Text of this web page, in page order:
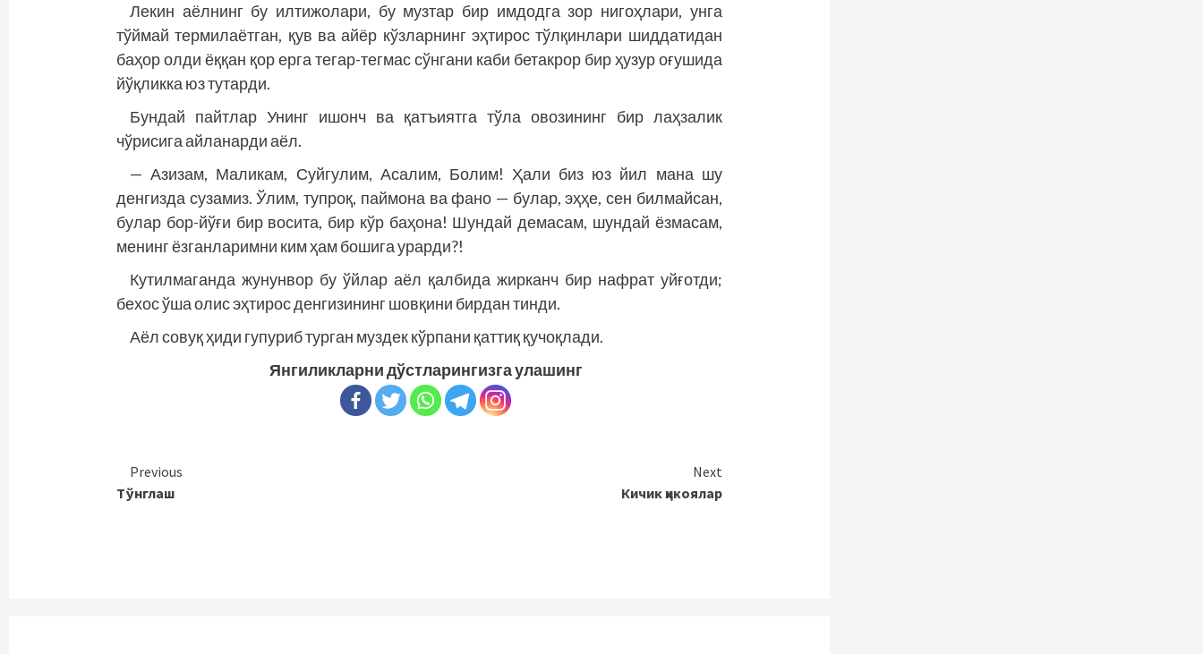
Лекин аёлнинг бу илтижолари, бу музтар бир имдодга зор нигоҳлари, унга
тўймай термилаётган, қув ва айёр кўзларнинг эҳтирос тўлқинлари шиддатидан
баҳор олди ёққан қор ерга тегар-тегмас сўнгани каби бетакрор бир ҳузур оғушида
йўқликка юз тутарди.
Бундай пайтлар Унинг ишонч ва қатъиятга тўла овозининг бир лаҳзалик
чўрисига айланарди аёл.
— Азизам, Маликам, Суйгулим, Асалим, Болим! Ҳали биз юз йил мана шу
денгизда сузамиз. Ўлим, тупроқ, паймона ва фано — булар, эҳҳе, сен билмайсан,
булар бор-йўғи бир восита, бир кўр баҳона! Шундай демасам, шундай ёзмасам,
менинг ёзганларимни ким ҳам бошига урарди?!
Кутилмаганда жунунвор бу ўйлар аёл қалбида жирканч бир нафрат уйғотди;
бехос ўша олис эҳтирос денгизининг шовқини бирдан тинди.
Аёл совуқ ҳиди гупуриб турган муздек кўрпани қаттиқ қучоқлади.
Янгиликларни дўстларингизга улашинг
Continue
Reading
Previous
Тўнглаш
Next
Кичик ҳикоялар